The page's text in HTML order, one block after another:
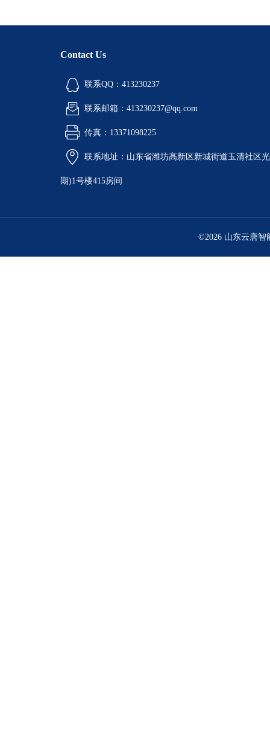
Contact Us
联系QQ：413230237
联系邮箱：413230237@qq.com
传真：13371098225
联系地址：山东省潍坊高新区新城街道玉清社区
期)1号楼415房间
©2026 山东云唐